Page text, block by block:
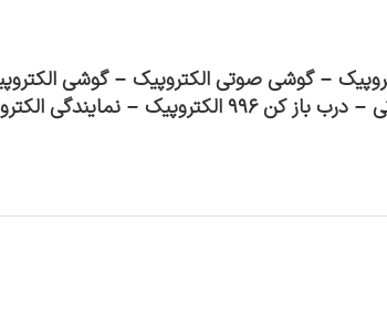
–گوشی صوتی الکتروپیک –گوشی
– درب باز کن ۹۹۶ الکتروپیک – نمایندگی